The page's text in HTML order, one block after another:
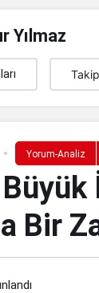
Yılmaz
Yorum-Analiz
Bir